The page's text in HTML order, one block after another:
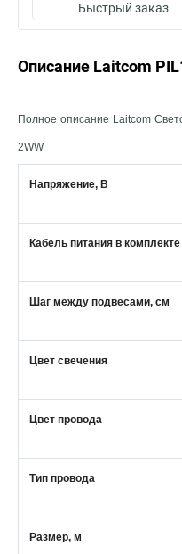
Быстрый заказ
Описание Laitcom
Полное описание Laitcom
2WW
Напряжение, В
Кабель питания в комплекте
Шаг между подвесами, см
Цвет свечения
Цвет провода
Тип провода
Размер, м